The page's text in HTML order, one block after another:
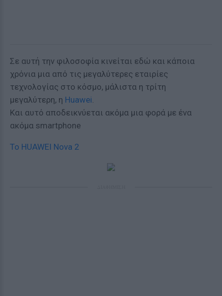
Σε αυτή την φιλοσοφία κινείται εδώ και κάποια
χρόνια μια από τις μεγαλύτερες εταιρίες
τεχνολογίας στο κόσμο, μάλιστα η τρίτη
μεγαλύτερη, η Huawei.
Και αυτό αποδεικνύεται ακόμα μια φορά με ένα
ακόμα smartphone
To HUAWEI Nova 2